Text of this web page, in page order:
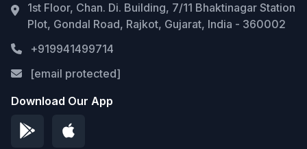
1st Floor, Chan. Di. Building, 7/11 Bhaktinagar Station
Plot, Gondal Road, Rajkot, Gujarat, India - 360002
+919941499714
[email protected]
Download Our App